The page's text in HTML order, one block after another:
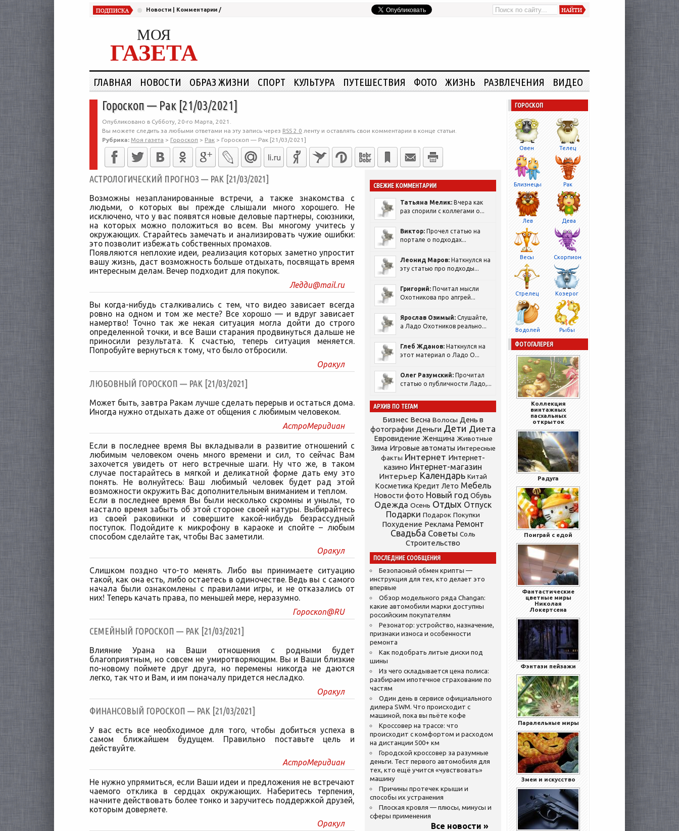
Новости Комментарии /
МОЯ
ГАЗЕТА
ГЛАВНАЯ НОВОСТИ ОБРАЗ ЖИЗНИ СПОРТ КУЛЬТУРА ПУТЕШЕСТВИЯ ФОТО ЖИЗНЬ РАЗВЛЕЧЕНИЯ ВИДЕО
Гороскоп — Рак [21/03/2021]
Опубликовано в Субботу, 20-го Марта, 2021.
Вы можете следить за любыми ответами на эту запись через RSS 2.0 ленту и оставлять свои комментарии в конце статьи.
Рубрика: Моя газета > Гороскоп > Рак > Гороскоп — Рак [21/03/2021]
АСТРОЛОГИЧЕСКИЙ ПРОГНОЗ — РАК [21/03/2021]
Возможны незапланированные встречи, а также знакомства с
людьми, о которых вы прежде слышали много хорошего. Не
исключено, что у вас появятся новые деловые партнеры, союзники,
на которых можно положиться во всем. Вы многому учитесь у
окружающих. Старайтесь замечать и анализировать чужие ошибки:
это позволит избежать собственных промахов.
Появляются неплохие идеи, реализация которых заметно упростит
вашу жизнь, даст возможность больше отдыхать, посвящать время
интересным делам. Вечер подходит для покупок.
Ледди@mail.ru
Вы когда-нибудь сталкивались с тем, что видео зависает всегда
ровно на одном и том же месте? Все хорошо — и вдруг зависает
намертво! Точно так же некая ситуация могла дойти до строго
определенной точки, и все Ваши старания продвинуться дальше не
приносили результата. К счастью, теперь ситуация меняется.
Попробуйте вернуться к тому, что было отбросили.
Оракул
ЛЮБОВНЫЙ ГОРОСКОП — РАК [21/03/2021]
Может быть, завтра Ракам лучше сделать перерыв и остаться дома.
Иногда нужно отдыхать даже от общения с любимым человеком.
АстроМеридиан
Если в последнее время Вы вкладывали в развитие отношений с
любимым человеком очень много времени и сил, то сейчас Вам
захочется увидеть от него встречные шаги. Ну что же, в таком
случае постарайтесь в мягкой и деликатной форме дать ему это
понять. Не волнуйтесь: Ваш любимый человек будет рад этой
возможности окружить Вас дополнительным вниманием и теплом.
Если в последнее время Вы были несколько скромны и унылы, то
настало время забыть об этой стороне своей натуры. Выбирайтесь
из своей раковинки и совершите какой-нибудь безрассудный
поступок. Подойдите к микрофону в караоке и спойте – любым
способом сделайте так, чтобы Вас заметили.
Оракул
Слишком поздно что-то менять. Либо вы принимаете ситуацию
такой, как она есть, либо остаетесь в одиночестве. Ведь вы с самого
начала были ознакомлены с правилами игры, и не отказались от
них! Теперь качать права, по меньшей мере, неразумно.
Гороскоп@RU
CЕМЕЙНЫЙ ГОРОСКОП — РАК [21/03/2021]
Влияние Урана на Ваши отношения с родными будет
благоприятным, но совсем не умиротворяющим. Вы и Ваши близкие
по-новому поймете друг друга, но перемены никогда не даются
легко, так что и Вам, и им поначалу придется несладко.
Оракул
ФИНАНСОВЫЙ ГОРОСКОП — РАК [21/03/2021]
У вас есть все необходимое для того, чтобы добиться успеха в
самом ближайшем будущем. Правильно поставьте цель и
действуйте.
АстроМеридиан
Не нужно упрямиться, если Ваши идеи и предложения не встречают
чаемого отклика в сердцах окружающих. Наберитесь терпения,
начните действовать более тонко и заручитесь поддержкой друзей,
которым доверяете.
Оракул
СВЕЖИЕ КОММЕНТАРИИ
Татьяна Мелик: Вчера как
раз спорили с коллегами о...
Виктор: Прочел статью на
портале о подходах...
Леонид Маров: Наткнулся на
эту статью про подходы...
Григорий: Почитал мысли
Охотникова про апгрей...
Ярослав Озимый: Слушайте,
а Ладо Охотников реально...
Глеб Жданов: Наткнулся на
этот материал о Ладо О...
Олег Разумский: Прочитал
статью о публичности Ладо,...
АРХИВ ПО ТЕГАМ
Бизнес Весна Волосы День в
фотографии Деньги Дети Диета
Евровидение Женщина Животные
Зима Игровые автоматы Интересные
факты Интернет Интернет-
казино Интернет-магазин
Интерьер Календарь Китай
Косметика Кредит Лето Мебель
Новости фото Новый год Обувь
Одежда Осень Отдых Отпуск
Подарки Подарок Покупки
Похудение Реклама Ремонт
Свадьба Советы Соль
Строительство
ПОСЛЕДНИЕ СООБЩЕНИЯ
Безопасный обмен крипты —
инструкция для тех, кто делает это
впервые
Обзор модельного ряда Changan:
какие автомобили марки доступны
российским покупателям
Резонатор: устройство, назначение,
признаки износа и особенности
ремонта
Как подобрать литые диски под
шины
Из чего складывается цена полиса:
разбираем ипотечное страхование по
частям
Один день в сервисе официального
дилера SWM. Что происходит с
машиной, пока вы пьёте кофе
Кроссовер на трассе: что
происходит с комфортом и расходом
на дистанции 500+ км
Городской кроссовер за разумные
деньги. Тест первого автомобиля для
тех, кто ещё учится «чувствовать»
машину
Причины протечек крыши и
способы их устранения
Плоская кровля — плюсы, минусы и
сферы применения
Все новости »
ГОРОСКОП
Овен Телец
Близнецы Рак
Лев Дева
Весы Скорпион
Стрелец Козерог
Водолей Рыбы
ФОТОГАЛЕРЕЯ
Коллекция
винтажных
пасхальных
открыток
Радуга
Поиграй с едой
Фантастические
цветные миры
Николая
Локертсена
Фэнтази пейзажи
Паралельные миры
Змеи и искусство